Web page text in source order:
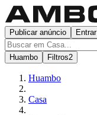
Publicar anúncio Entrar
Huambo Filtros2
Huambo
Casa